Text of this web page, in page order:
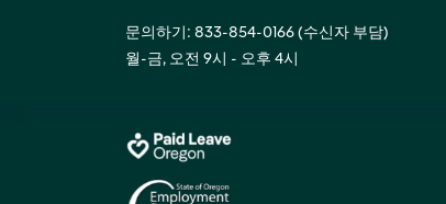
문의하기: 833-854-0166 (수신자 부담)
월-금, 오전 9시 - 오후 4시